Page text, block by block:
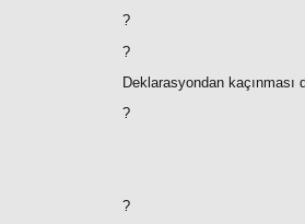
?
?
Deklarasyondan kaçınması
?
?